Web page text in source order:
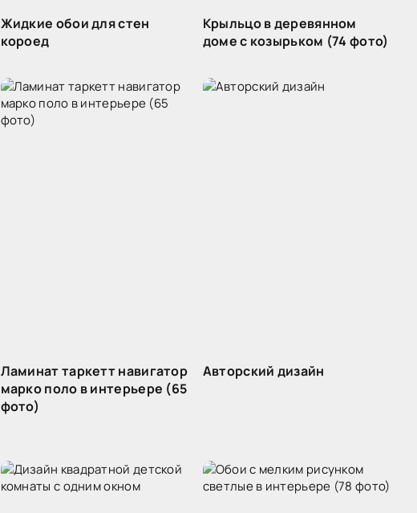
Жидкие обои для стен
короед
Крыльцо в деревянном
доме с козырьком (74 фото)
Ламинат таркетт навигатор
марко поло в интерьере (65
фото)
Авторский дизайн